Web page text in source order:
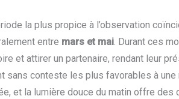
la plus propice à l’observation
entre mars et mai. Durant ces
et attirer un partenaire, rendant leur
sans conteste les plus favorables à une
et la lumière douce du matin offre